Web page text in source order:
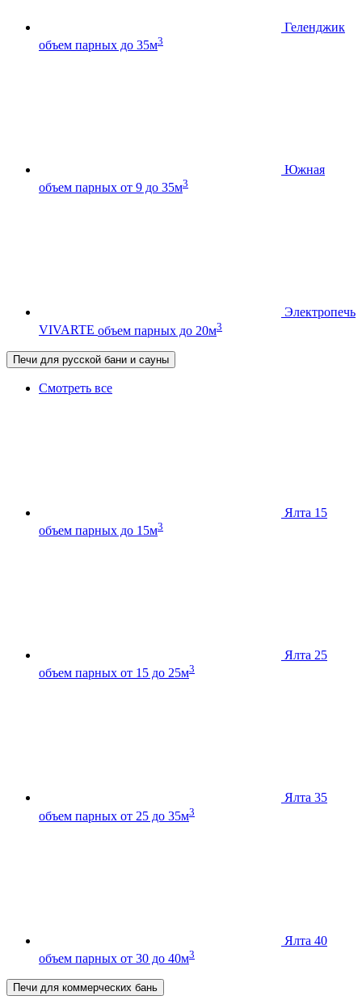
Геленджик
объем парных до 35м3
Южная
объем парных от 9 до 35м3
Электропечь
VIVARTE объем парных до 20м3
Печи для русской бани и сауны
Смотреть все
Ялта 15
объем парных до 15м3
Ялта 25
объем парных от 15 до 25м3
Ялта 35
объем парных от 25 до 35м3
Ялта 40
объем парных от 30 до 40м3
Печи для коммерческих бань